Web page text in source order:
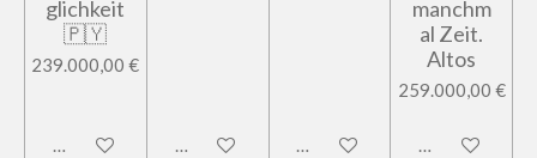
glichkeit
🇵🇾
239.000,00 €
In den WarenkorbIn den WarenkorbIn den Warenkorb
manchm
al Zeit.
Altos
259.000,00 €
In den